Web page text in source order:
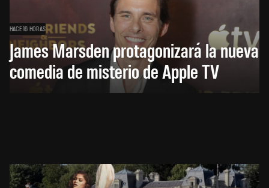
HACE 16 HORAS
James Marsden protagonizará la nueva
comedia de misterio de Apple TV